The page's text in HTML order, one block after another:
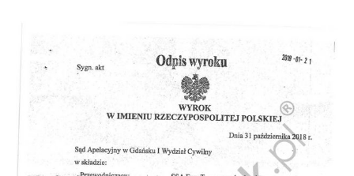
Doradztwo prawne
Doradztwo & konsulting
Negocjacje z wierzycielami
Doradztwo & konsulting